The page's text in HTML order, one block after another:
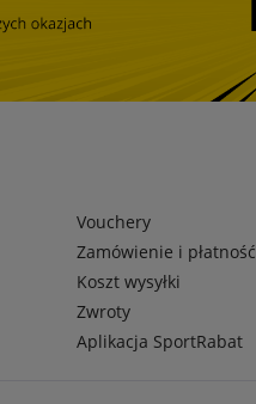
Vouchery
Zamówienie i płatność
Koszt wysyłki
Zwroty
Aplikacja SportRabat